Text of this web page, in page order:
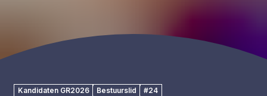
Kandidaten GR2026 Bestuurslid #24